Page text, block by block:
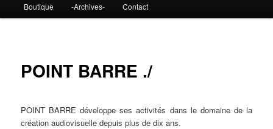
Boutique -Archives- Contact
POINT BARRE ./
POINT BARRE développe ses activités dans le domaine de la
création audiovisuelle depuis plus de dix ans.